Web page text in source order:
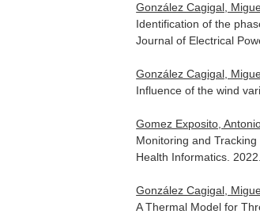
González Cagigal,
Identification of the
Journal of Electrical
González Cagigal,
Influence of the wind
Gomez Exposito,
Monitoring and
Health Informatics .
González Cagigal,
A Thermal Model for